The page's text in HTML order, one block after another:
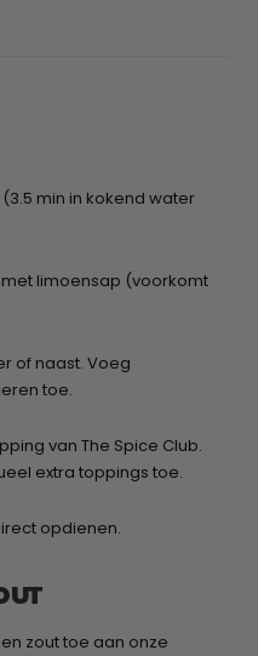
min in kokend water
limoensap (voorkomt
of naast. Voeg
toe.
van The Spice Club.
extra toppings toe.
opdienen.
zout toe aan onze